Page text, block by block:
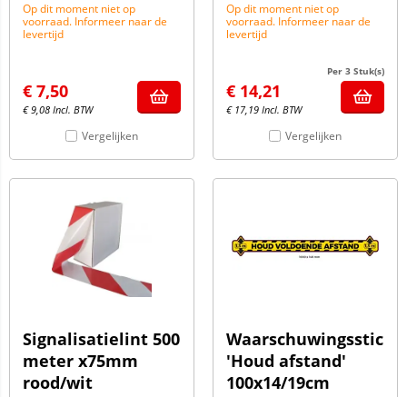
Op dit moment niet op
voorraad. Informeer naar de
levertijd
€ 7,50
€9,08 Incl. BTW
Vergelijken
Op dit moment niet op
voorraad. Informeer naar de
levertijd
Per 3 Stuk(s)
€ 14,21
€ 17,19 Incl. BTW
Vergelijken
Signalisatielint 500
meter x75mm
rood/wit
'Houd afstand'
100x14/19cm